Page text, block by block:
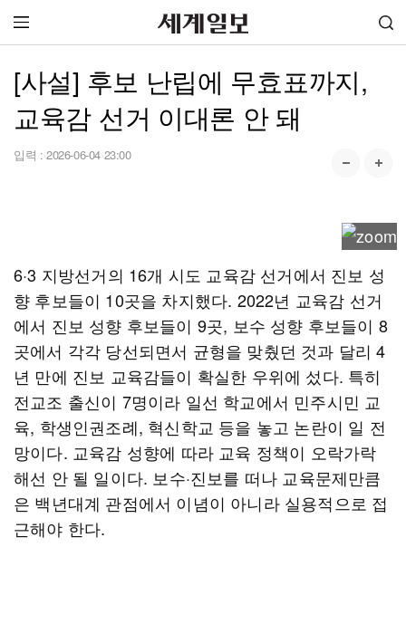
[사설] 후보 난립에 무효표까지,
교육감 선거 이대론 안 돼
입력 : 2026-06-04 23:00
6·3 지방선거의 16개 시도 교육감 선거에서 진보 성
향 후보들이 10곳을 차지했다. 2022년 교육감 선거
에서 진보 성향 후보들이 9곳, 보수 성향 후보들이 8
곳에서 각각 당선되면서 균형을 맞췄던 것과 달리 4
년 만에 진보 교육감들이 확실한 우위에 섰다. 특히
전교조 출신이 7명이라 일선 학교에서 민주시민 교
육, 학생인권조례, 혁신학교 등을 놓고 논란이 일 전
망이다. 교육감 성향에 따라 교육 정책이 오락가락
해선 안 될 일이다. 보수·진보를 떠나 교육문제만큼
은 백년대계 관점에서 이념이 아니라 실용적으로 접
근해야 한다.